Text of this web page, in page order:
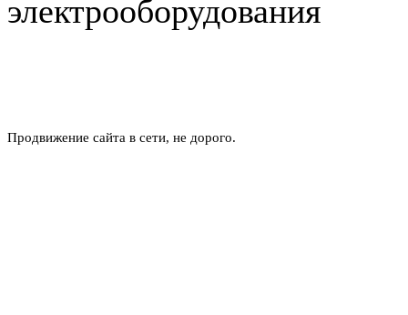
электрооборудования
Продвижение сайта в сети, не дорого.